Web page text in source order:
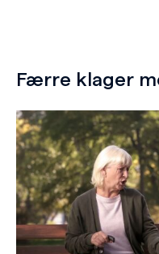
Færre klager